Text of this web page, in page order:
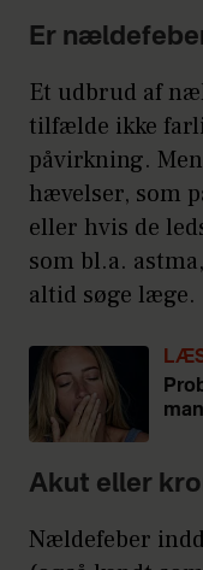
Er
Et udbrud af
tilfælde ikke
påvirkning.
hævelser, som
eller hvis de
som bl.a.
altid søge læge.
Akut eller
Nældefeber